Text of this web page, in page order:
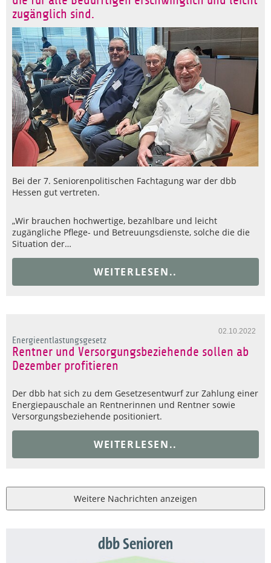
zugänglich sind.
Bei der 7. Seniorenpolitischen Fachtagung war der dbb
Hessen gut vertreten.
„Wir brauchen hochwertige, bezahlbare und leicht
zugängliche Pflege- und Betreuungsdienste, solche die die
Situation der…
WEITERLESEN..
02.10.2022
Energieentlastungsgesetz
Rentner und Versorgungsbeziehende sollen ab
Dezember profitieren
Der dbb hat sich zu dem Gesetzesentwurf zur Zahlung einer
Energiepauschale an Rentnerinnen und Rentner sowie
Versorgungsbeziehende positioniert.
WEITERLESEN..
Weitere Nachrichten anzeigen
dbb Senioren